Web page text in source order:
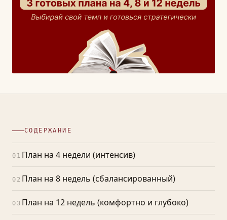
СОДЕРЖАНИЕ
01 План на 4 недели (интенсив)
02 План на 8 недель (сбалансированный)
03 План на 12 недель (комфортно и глубоко)